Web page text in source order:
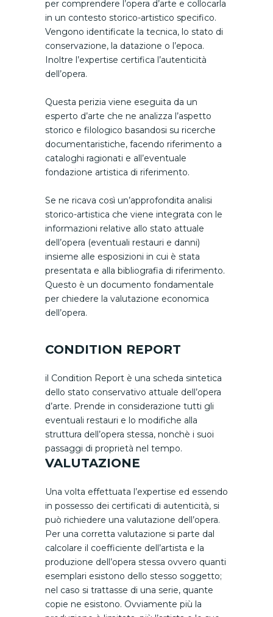
per comprendere l’opera d’arte e collocarla
in un contesto storico-artistico specifico.
Vengono identificate la tecnica, lo stato di
conservazione, la datazione o l’epoca.
Inoltre l’expertise certifica l’autenticità
dell’opera.
Questa perizia viene eseguita da un
esperto d’arte che ne analizza l’aspetto
storico e filologico basandosi su ricerche
documentaristiche, facendo riferimento a
cataloghi ragionati e all’eventuale
fondazione artistica di riferimento.
Se ne ricava così un’approfondita analisi
storico-artistica che viene integrata con le
informazioni relative allo stato attuale
dell’opera (eventuali restauri e danni)
insieme alle esposizioni in cui è stata
presentata e alla bibliografia di riferimento.
Questo è un documento fondamentale
per chiedere la valutazione economica
dell’opera.
CONDITION REPORT
il Condition Report è una scheda sintetica
dello stato conservativo attuale dell’opera
d’arte. Prende in considerazione tutti gli
eventuali restauri e lo modifiche alla
struttura dell’opera stessa, nonchè i suoi
passaggi di proprietà nel tempo.
VALUTAZIONE
Una volta effettuata l’expertise ed essendo
in possesso dei certificati di autenticità, si
può richiedere una valutazione dell’opera.
Per una corretta valutazione si parte dal
calcolare il coefficiente dell’artista e la
produzione dell’opera stessa ovvero quanti
esemplari esistono dello stesso soggetto;
nel caso si trattasse di una serie, quante
copie ne esistono. Ovviamente più la